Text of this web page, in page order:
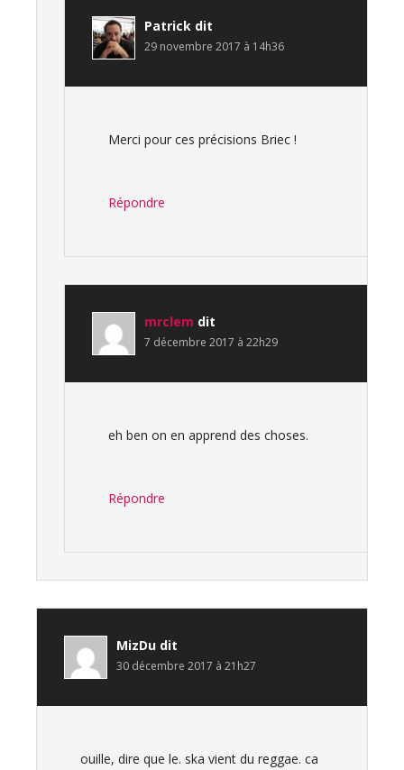
Patrick dit
29 novembre 2017 à 14h36
Merci pour ces précisions Briec !
Répondre
mrclem dit
7 décembre 2017 à 22h29
eh ben on en apprend des choses.
Répondre
MizDu dit
30 décembre 2017 à 21h27
ouille, dire que le. ska vient du reggae. ca